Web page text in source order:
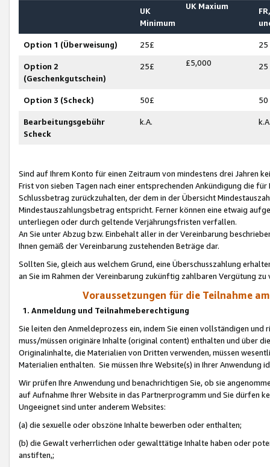
UK
Minimum
UK Maxium
Option 1 (Überweisung) 25£ 25
Option 2
(Geschenkgutschein)
25£ £5,000 25
Option 3 (Scheck) 50£ 50
Bearbeitungsgebühr
Scheck
k.A.
Sind auf Ihrem Konto für einen Zeitraum von mindestens drei Jahren
Frist von sieben Tagen nach einer entsprechenden Ankündigung die
Schlussbetrag zurückzuhalten, der dem in der Übersicht
Mindestauszahlungsbetrag entspricht. Ferner können eine etwaig
unterliegen oder durch geltende Verjährungsfristen verfallen.
An Sie unter Abzug bzw. Einbehalt aller in der Vereinbarung
Ihnen gemäß der Vereinbarung zustehenden Beträge dar.
Sollten Sie, gleich aus welchem Grund, eine Überschusszahlung
an Sie im Rahmen der Vereinbarung zukünftig zahlbaren Vergütung zu
Voraussetzungen für die Teilnahme
1. Anmeldung und Teilnahmeberechtigung
Sie leiten den Anmeldeprozess ein, indem Sie einen vollständigen
muss/müssen originäre Inhalte (original content) enthalten und über
Originalinhalte, die Materialien von Dritten verwenden, müssen
Materialien enthalten. Sie müssen Ihre Website(s) in Ihrer Anwendung
Wir prüfen Ihre Anwendung und benachrichtigen Sie, ob sie
auf Aufnahme Ihrer Website in das Partnerprogramm und Sie dürfen
Ungeeignet sind unter anderem Websites:
(a) die sexuelle oder obszöne Inhalte bewerben oder enthalten;
(b) die Gewalt verherrlichen oder gewalttätige Inhalte haben oder
anstiften,;